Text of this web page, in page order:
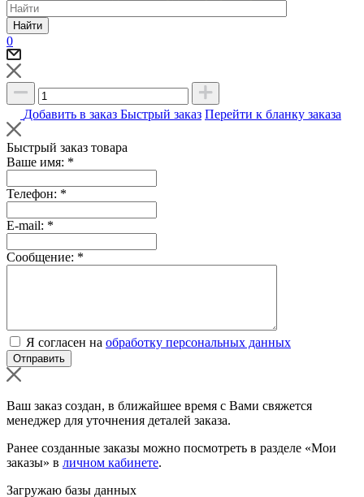
Найти
0
Добавить в заказ Быстрый заказ Перейти к бланку заказа
Быстрый заказ товара
Ваше имя: *
Телефон: *
E-mail: *
Сообщение: *
Я согласен на обработку персональных данных
Ваш заказ создан, в ближайшее время с Вами свяжется
менеджер для уточнения деталей заказа.
Ранее созданные заказы можно посмотреть в разделе «Мои
заказы» в личном кабинете.
Загружаю базы данных